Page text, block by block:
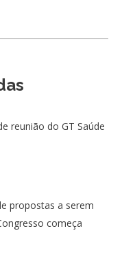
reunião do GT Saúde
propostas a serem
começa